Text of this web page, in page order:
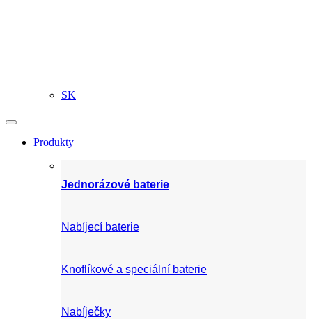
SK
Produkty
Jednorázové baterie
Nabíjecí baterie
Knoflíkové a speciální baterie
Nabíječky